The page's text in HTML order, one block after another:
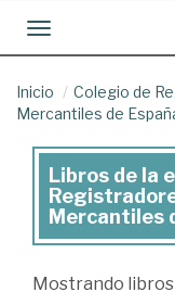
Toggle navigation
Inicio
Colegio de
Mercantiles de
Libros
de
la
editorial
Libros de la
Mercantiles
Mostrando